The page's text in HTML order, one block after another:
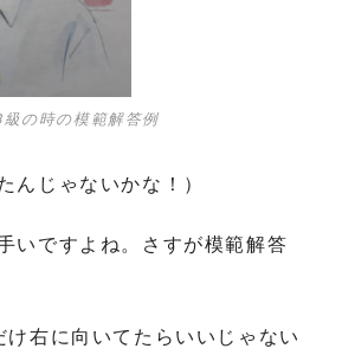
級の時の模範解答例
んじゃないかな！）
いですよね。さすが模範解答
右に向いてたらいいじゃない